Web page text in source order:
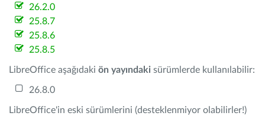
26.2.0
25.8.7
25.8.6
25.8.5
LibreOffice aşağıdaki ön yayındaki sürümlerde kullanılabilir:
26.8.0
LibreOffice'in eski sürümlerini (desteklenmiyor olabilirler!)